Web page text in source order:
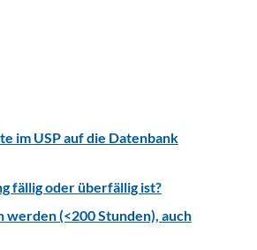
im USP auf die Datenbank
fällig oder überfällig ist?
(<200 Stunden), auch